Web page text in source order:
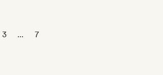
3 ... 7